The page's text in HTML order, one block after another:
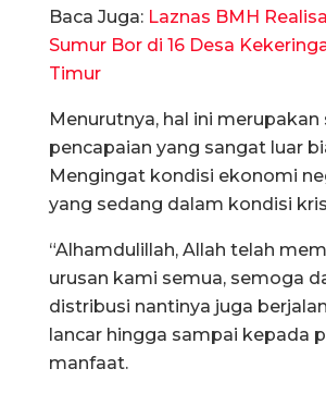
Baca Juga: Laznas BMH
Sumur Bor di 16 Desa
Timur
Menurutnya, hal ini merupakan
pencapaian yang sangat luar
Mengingat kondisi ekonomi
yang sedang dalam kondisi
“Alhamdulillah, Allah telah
urusan kami semua, semoga
distribusi nantinya juga
lancar hingga sampai kepada
manfaat.